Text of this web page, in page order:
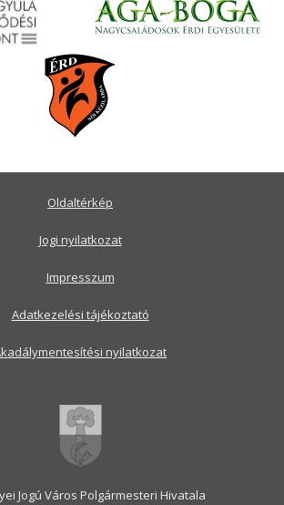
Jogú Város Polgármesteri Hivatala
Oldaltérkép
Jogi nyilatkozat
Impresszum
Adatkezelési tájékoztató
nyilatkozat